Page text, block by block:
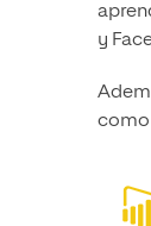
y
como